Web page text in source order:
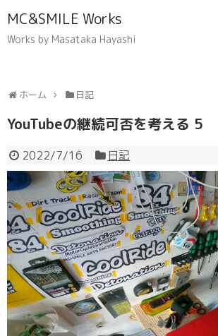
MC&SMILE Works
Works by Masataka Hayashi
ホーム 日記
YouTubeの継続可否を考える 5
2022/7/16 日記